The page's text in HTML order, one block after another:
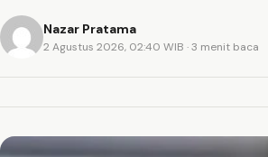
Nazar Pratama
2 Agustus 2026, 02:40 WIB · 3 menit baca